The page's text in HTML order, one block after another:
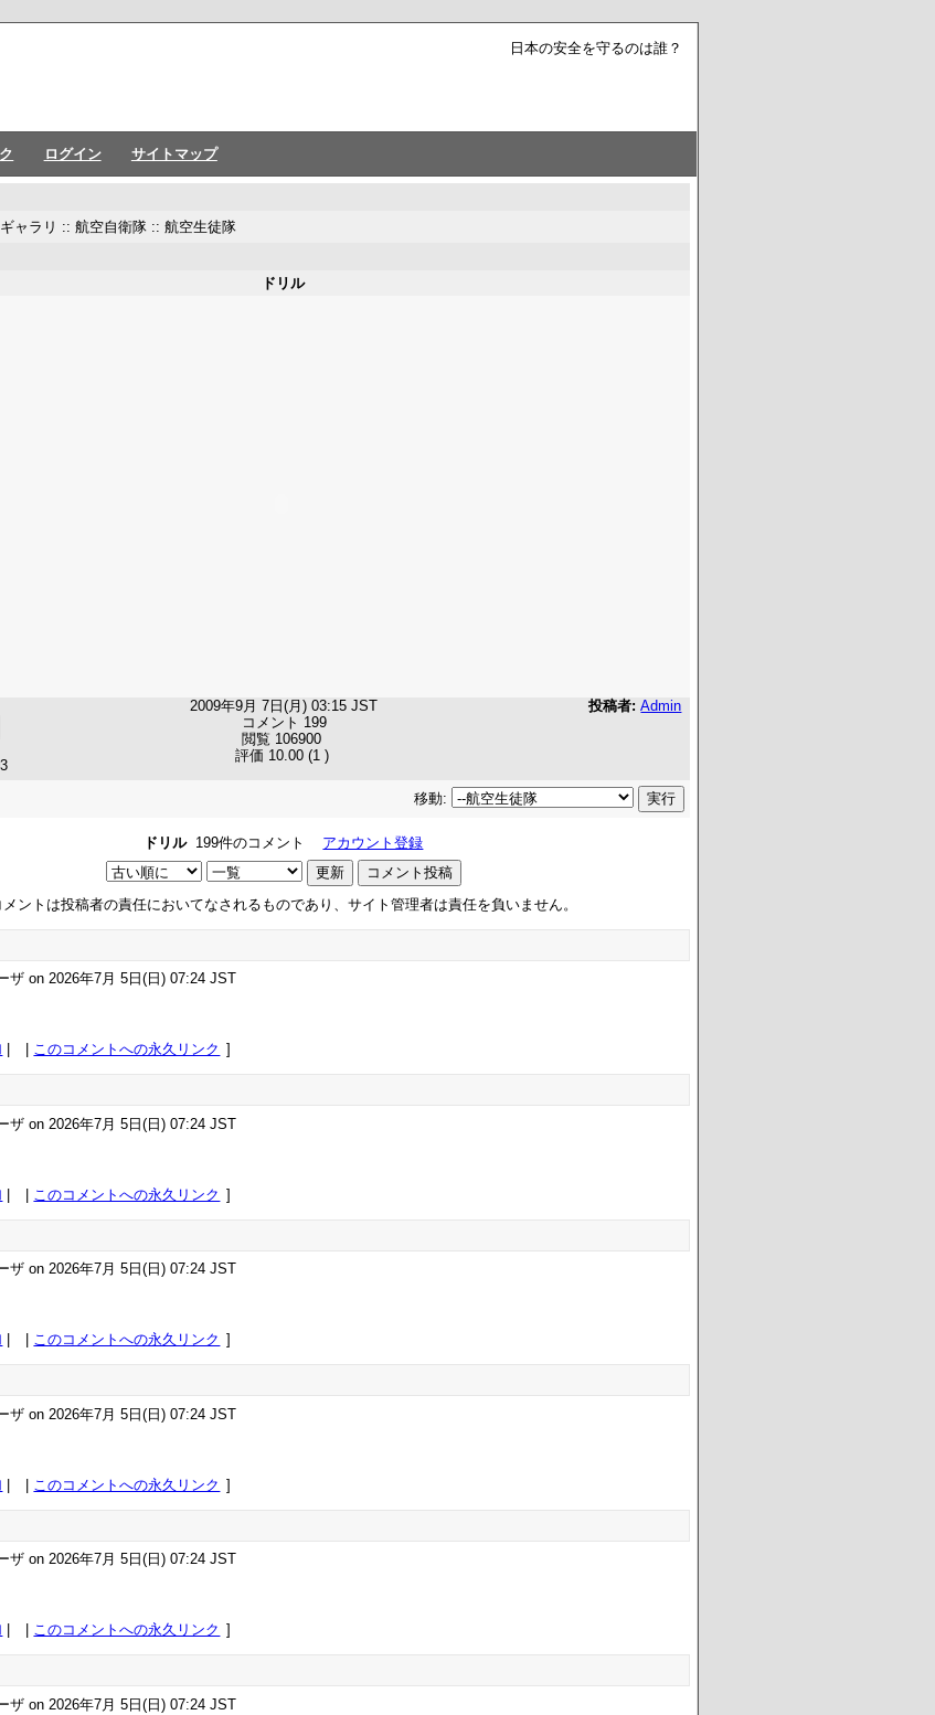
日本の安全を守るのは誰？
ログイン サイトマップ
ャラリ ::航空自衛隊 ::航空生徒隊
ドリル
2009年9月 7日(月) 03:15 JST
コメント 199
閲覧 106900
評価 10.00 (1 )
投稿者: Admin
移動:
ドリル 199件のコメント アカウント登録
メントは投稿者の責任においてなされるものであり、サイト管理者は責任を負いません。
ザ on 2026年7月 5日(日) 07:24 JST
このコメントへの永久リンク
ザ on 2026年7月 5日(日) 07:24 JST
このコメントへの永久リンク
ザ on 2026年7月 5日(日) 07:24 JST
このコメントへの永久リンク
ザ on 2026年7月 5日(日) 07:24 JST
このコメントへの永久リンク
ザ on 2026年7月 5日(日) 07:24 JST
このコメントへの永久リンク
ザ on 2026年7月 5日(日) 07:24 JST